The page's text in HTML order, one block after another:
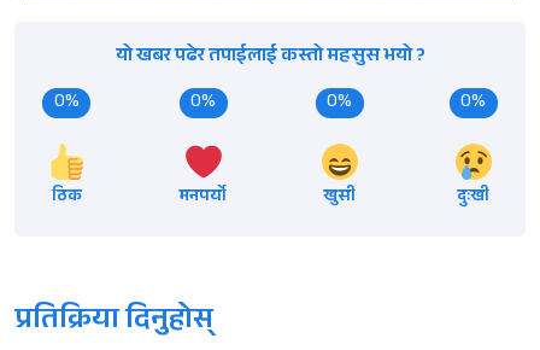
यो खबर पढेर तपाईलाई कस्तो महसुस भयो ?
0%
ठिक
0%
मनपर्यो
0%
खुसी
0%
दुःखी
प्रतिक्रिया दिनुहोस्